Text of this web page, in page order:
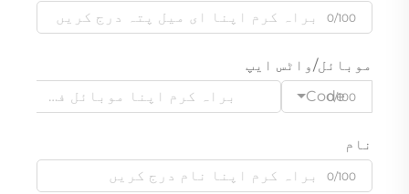
0/100
موبائل/واٹس ایپ
Code
0/100
نام
0/100